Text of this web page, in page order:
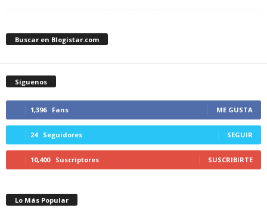
Buscar en Blogistar.com
Síguenos
1,396 Fans ME GUSTA
24 Seguidores SEGUIR
10,400 Suscriptores SUSCRIBIRTE
Lo Más Popular